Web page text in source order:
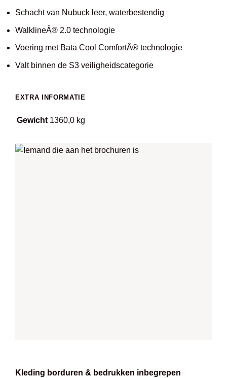
Schacht van Nubuck leer, waterbestendig
WalklineÂ® 2.0 technologie
Voering met Bata Cool ComfortÂ® technologie
Valt binnen de S3 veiligheidscategorie
EXTRA INFORMATIE
Gewicht 1360,0 kg
Kleding borduren & bedrukken inbegrepen